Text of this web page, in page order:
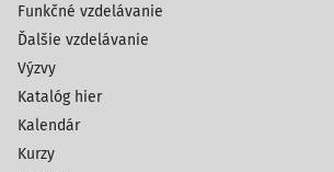
Funkčné vzdelávanie
Ďalšie vzdelávanie
Výzvy
Katalóg hier
Kalendár
Kurzy